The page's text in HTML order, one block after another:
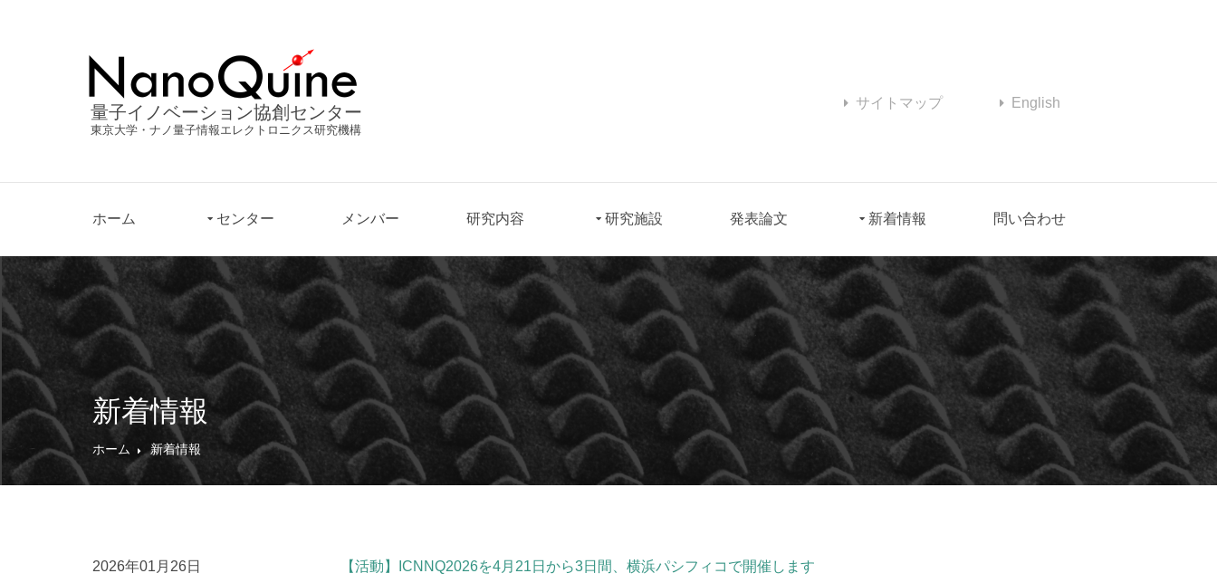
量子イノベーション協創センター
東京大学・ナノ量子情報エレクトロニクス研究機構
サイトマップ English
ホーム センター メンバー 研究内容 研究施設 発表論文 新着情報 問い合わせ
新着情報
ホーム 新着情報
2026年01月26日 【活動】 ICNNQ2026を4月21日から3日間、横浜パシフィコで開催します